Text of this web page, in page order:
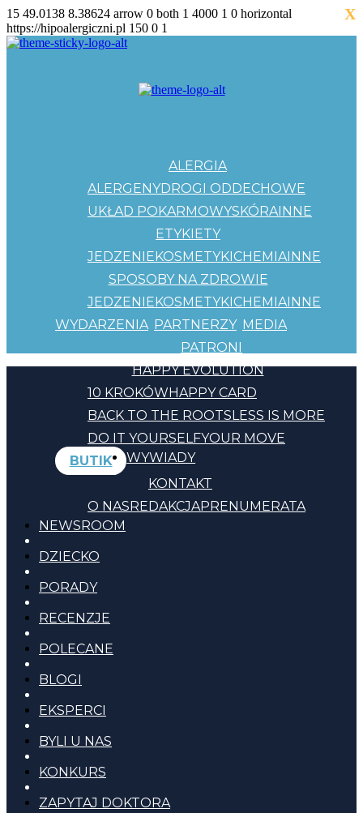
15 49.0138 8.38624 arrow 0 both 1 4000 1 0 horizontal
https://hipoalergiczni.pl 150 0 1
ALERGIA
ALERGENYDROGI ODDECHOWE
UKŁAD POKARMOWYSKÓRAINNE
ETYKIETY
JEDZENIEKOSMETYKICHEMIAINNE
SPOSOBY NA ZDROWIE
JEDZENIEKOSMETYKICHEMIAINNE
WYDARZENIA PARTNERZY
PATRONI
MEDIA
HAPPY EVOLUTION
10 KROKÓWHAPPY CARD
BACK TO THE ROOTSLESS IS MORE
DO IT YOURSELFYOUR MOVE
BUTIK
KONTAKT
O NASREDAKCJAPRENUMERATA
WYWIADY
NEWSROOM
DZIECKO
PORADY
RECENZJE
POLECANE
BLOGI
EKSPERCI
BYLI U NAS
KONKURS
ZAPYTAJ DOKTORA
X